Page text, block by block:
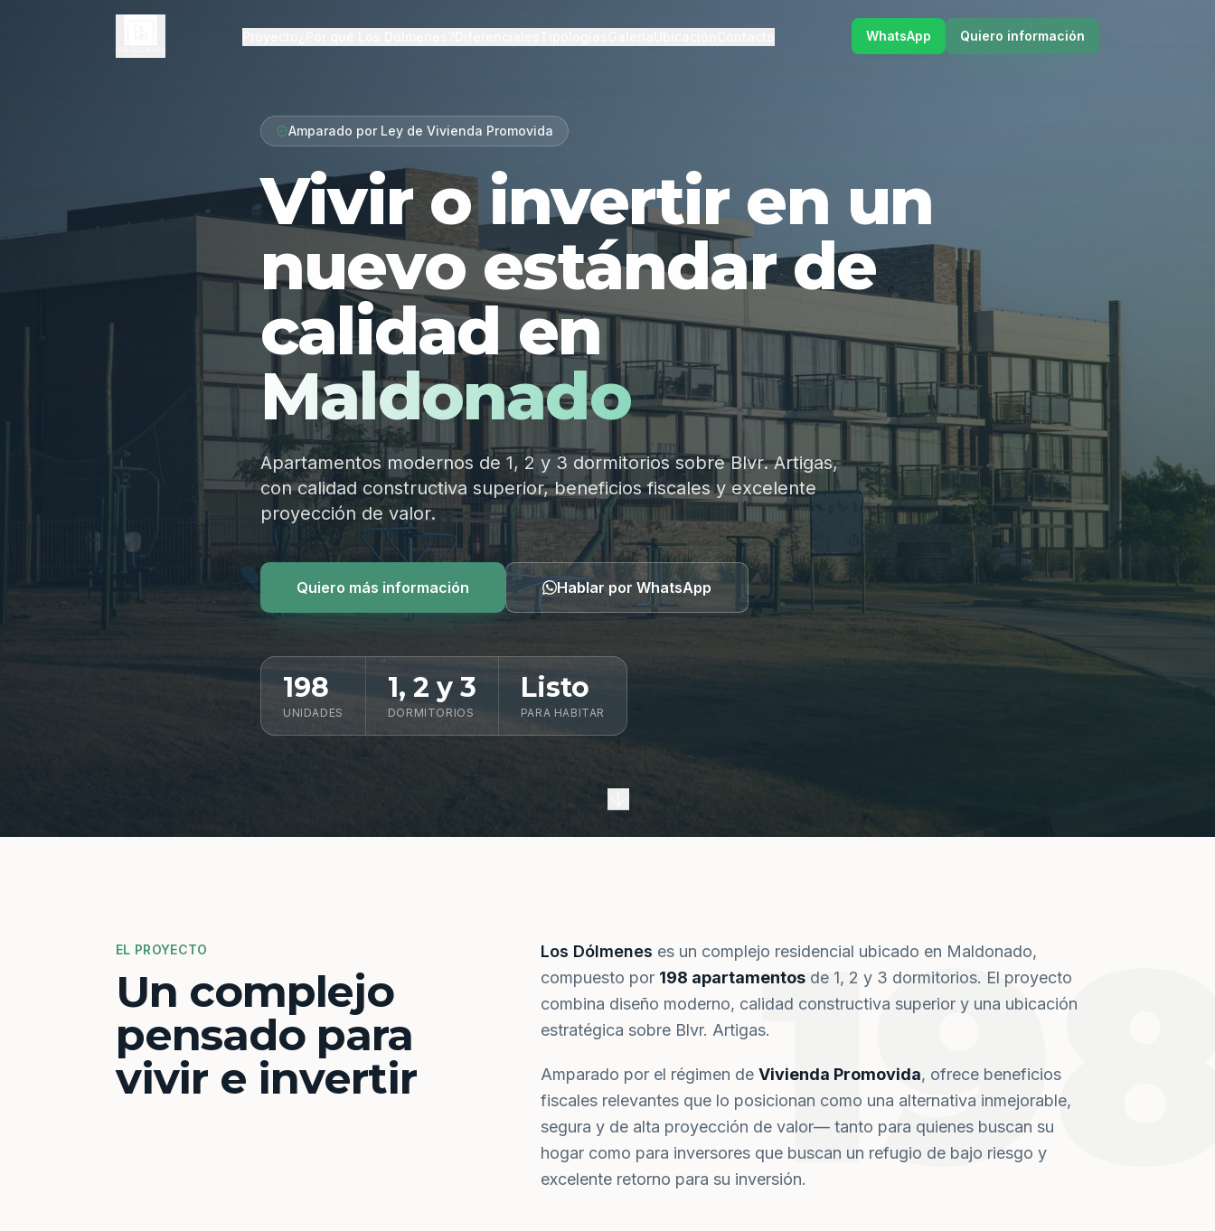
WhatsApp Quiero información
Amparado por Ley de Vivienda Promovida
Vivir o invertir en un
nuevo estándar de
calidad en
Maldonado
Apartamentos modernos de 1, 2 y 3 dormitorios sobre Blvr. Artigas,
con calidad constructiva superior, beneficios fiscales y excelente
proyección de valor.
Quiero más información Hablar por WhatsApp
198
UNIDADES
1, 2 y 3
DORMITORIOS
Listo
PARA HABITAR
EL PROYECTO
Un complejo
pensado para
vivir e invertir
Los Dólmenes es un complejo residencial ubicado en Maldonado,
compuesto por 198 apartamentos de 1, 2 y 3 dormitorios. El proyecto
combina diseño moderno, calidad constructiva superior y una ubicación
estratégica sobre Blvr. Artigas.
Amparado por el régimen de Vivienda Promovida, ofrece beneficios
fiscales relevantes que lo posicionan como una alternativa inmejorable,
segura y de alta proyección de valor— tanto para quienes buscan su
hogar como para inversores que buscan un refugio de bajo riesgo y
excelente retorno para su inversión.